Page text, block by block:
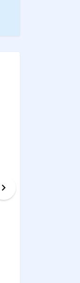
keyboard_arrow_right